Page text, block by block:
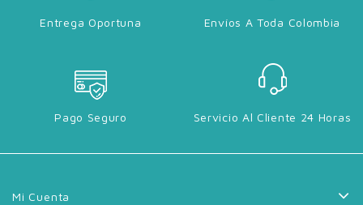
Entrega Oportuna Envíos A Toda Colombia
Pago Seguro Servicio Al Cliente 24 Horas
Mi Cuenta